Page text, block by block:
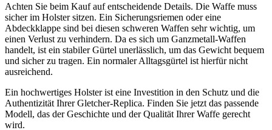
Achten Sie beim Kauf auf entscheidende Details. Die Waffe muss
sicher im Holster sitzen. Ein Sicherungsriemen oder eine
Abdeckklappe sind bei diesen schweren Waffen sehr wichtig, um
einen Verlust zu verhindern. Da es sich um Ganzmetall-Waffen
handelt, ist ein stabiler Gürtel unerlässlich, um das Gewicht bequem
und sicher zu tragen. Ein normaler Alltagsgürtel ist hierfür nicht
ausreichend.
Ein hochwertiges Holster ist eine Investition in den Schutz und die
Authentizität Ihrer Gletcher-Replica. Finden Sie jetzt das passende
Modell, das der Geschichte und der Qualität Ihrer Waffe gerecht
wird.